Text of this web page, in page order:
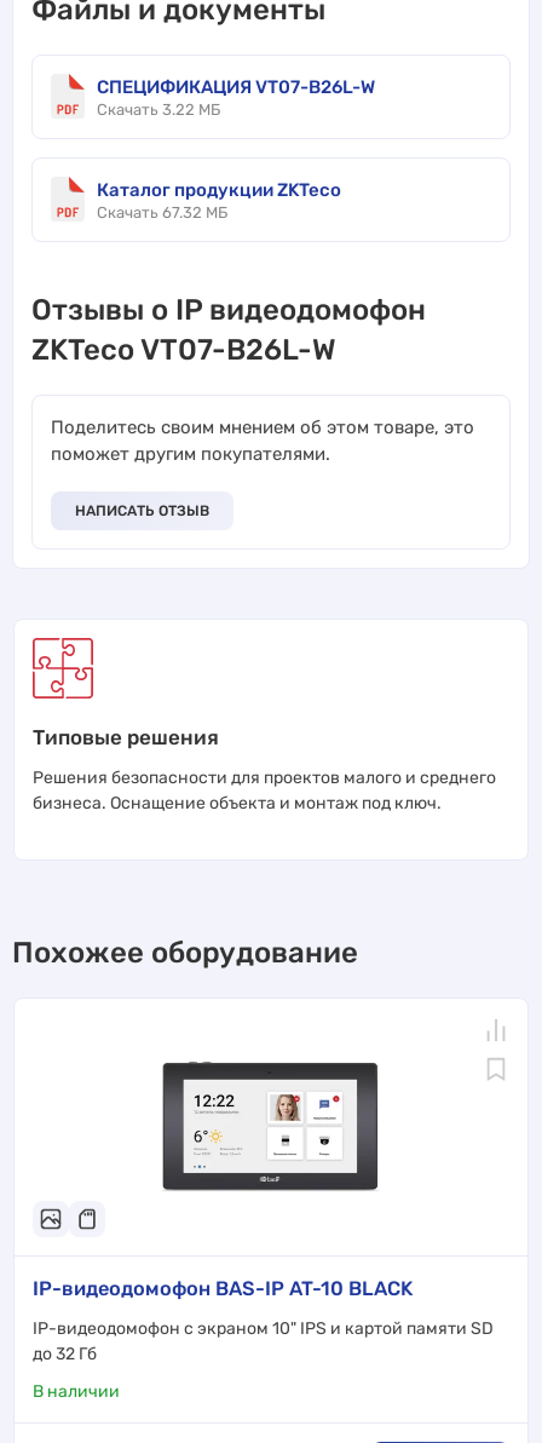
Файлы и документы
СПЕЦИФИКАЦИЯ VT07-B26L-W
Скачать 3.22 МБ
Каталог продукции ZKTeco
Скачать 67.32 МБ
Отзывы о IP видеодомофон
ZKTeco VT07-B26L-W
Поделитесь своим мнением об этом товаре, это
поможет другим покупателями.
НАПИСАТЬ ОТЗЫВ
Типовые решения
Решения безопасности для проектов малого и среднего
бизнеса. Оснащение объекта и монтаж под ключ.
Похожее оборудование
IP-видеодомофон BAS-IP AT-10 BLACK
IP-видеодомофон с экраном 10" IPS и картой памяти SD
до 32 Гб
В наличии